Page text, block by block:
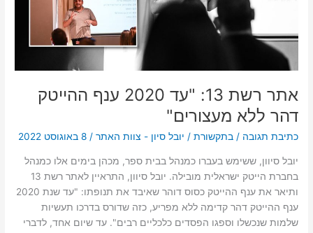
אתר רשת 13: "עד 2020 ענף ההייטק
דהר ללא מעצורים"
כתיבת תגובה /בתקשורת / יובל סיון - צוות האתר/8 באוגוסט 2022
יובל סיוון, ששימש בעברו כמנהל בבית ספר, מכהן בימים אלו כמנהל
בחברת הייטק ישראלית מובילה. יובל סיוון, התראיין לאתר רשת 13
ותיאר את ענף ההייטק כסוס דוהר שאיבד את תנופתו: "עד שנת 2020
ענף ההייטק דהר קדימה ללא מפריע, כזה שדורס בדרכו תעשיות
שלמות שנכשלו וספגו הפסדים כלכליים רבים". עד שיום אחד, לדברי
ללא
מעצורים"